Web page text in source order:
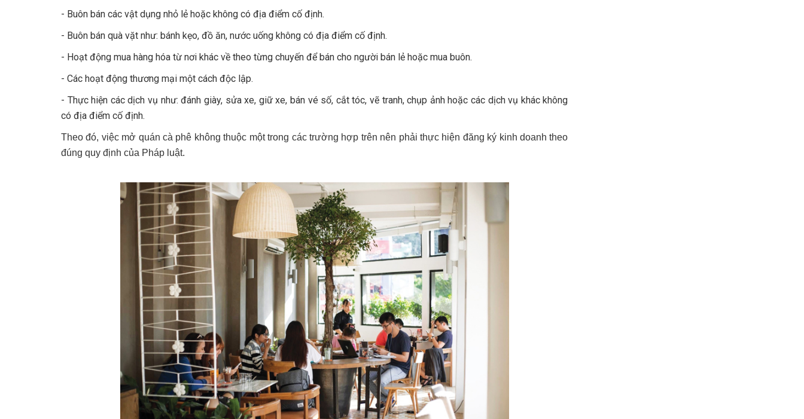
- Buôn bán các vật dụng nhỏ lẻ hoặc không có địa điểm cố định.
- Buôn bán quà vặt như: bánh kẹo, đồ ăn, nước uống không có địa điểm cố định.
- Hoạt động mua hàng hóa từ nơi khác về theo từng chuyến để bán cho người bán lẻ hoặc mua buôn.
- Các hoạt động thương mại một cách độc lập.
- Thực hiện các dịch vụ như: đánh giày, sửa xe, giữ xe, bán vé số, cắt tóc, vẽ tranh, chụp ảnh hoặc các dịch vụ khác không
có địa điểm cố định.
Theo đó, việc mở quán cà phê không thuộc một trong các trường hợp trên nên phải thực hiện đăng ký kinh doanh theo
đúng quy định của Pháp luật.